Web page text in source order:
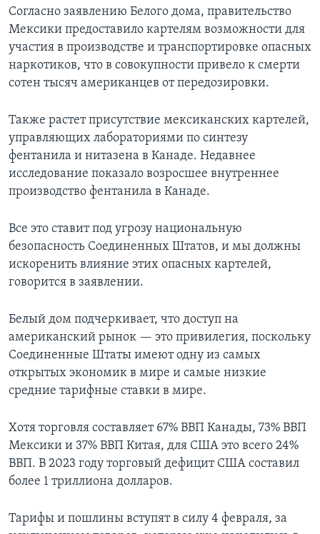
Согласно заявлению Белого дома, правительство
Мексики предоставило картелям возможности для
участия в производстве и транспортировке опасных
наркотиков, что в совокупности привело к смерти
сотен тысяч американцев от передозировки.
Также растет присутствие мексиканских картелей,
управляющих лабораториями по синтезу
фентанила и нитазена в Канаде. Недавнее
исследование показало возросшее внутреннее
производство фентанила в Канаде.
Все это ставит под угрозу национальную
безопасность Соединенных Штатов, и мы должны
искоренить влияние этих опасных картелей,
говорится в заявлении.
Белый дом подчеркивает, что доступ на
американский рынок — это привилегия, поскольку
Соединенные Штаты имеют одну из самых
открытых экономик в мире и самые низкие
средние тарифные ставки в мире.
Хотя торговля составляет 67% ВВП Канады, 73% ВВП
Мексики и 37% ВВП Китая, для США это всего 24%
ВВП. В 2023 году торговый дефицит США составил
более 1 триллиона долларов.
Тарифы и пошлины вступят в силу 4 февраля, за